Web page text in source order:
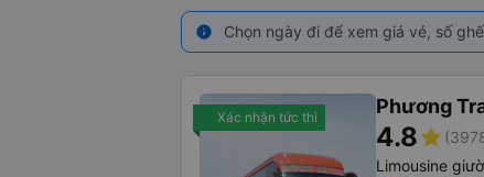
info Chọn ngày đi để xem giá vé, số
Xác nhận tức thì Phương
4.8star
Limousine